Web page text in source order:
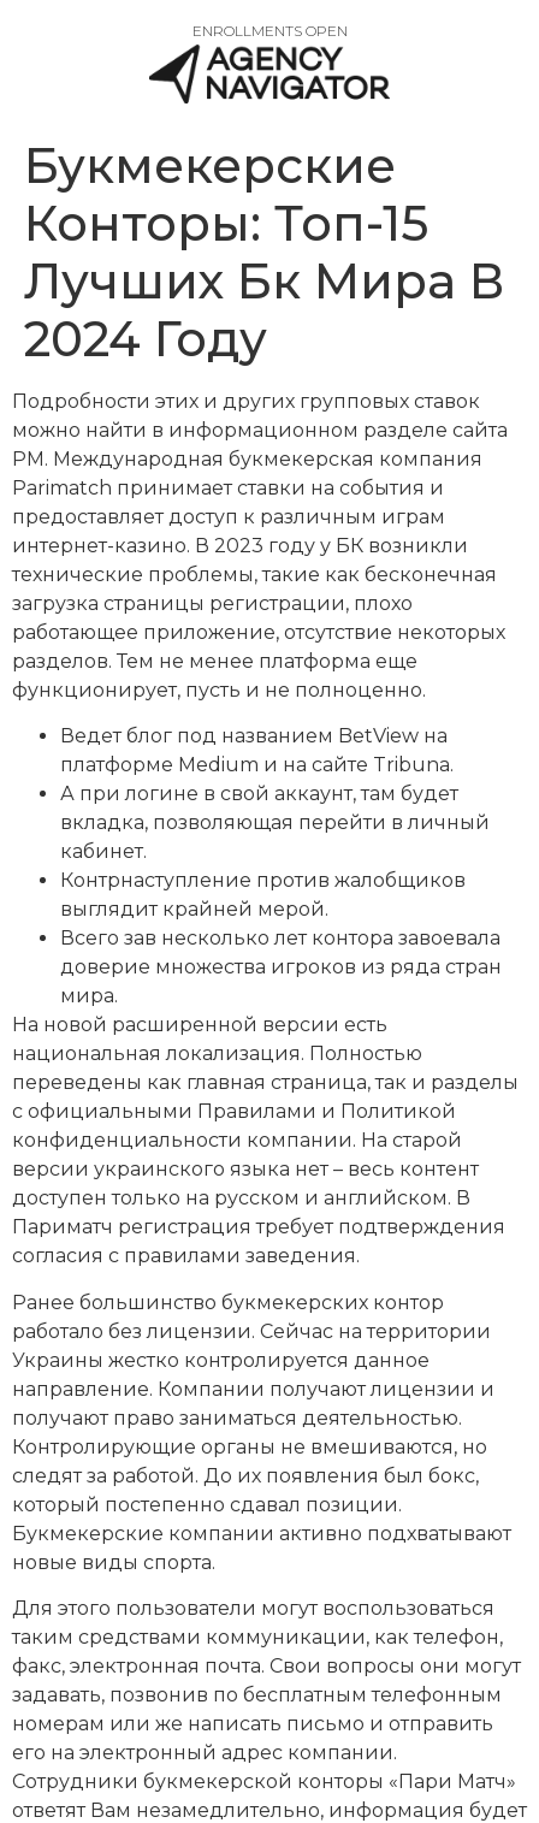
ENROLLMENTS OPEN
Букмекерские
Конторы: Топ-15
Лучших Бк Мира В
2024 Году
Подробности этих и других групповых ставок
можно найти в информационном разделе сайта
PM. Международная букмекерская компания
Parimatch принимает ставки на события и
предоставляет доступ к различным играм
интернет-казино. В 2023 году у БК возникли
технические проблемы, такие как бесконечная
загрузка страницы регистрации, плохо
работающее приложение, отсутствие некоторых
разделов. Тем не менее платформа еще
функционирует, пусть и не полноценно.
Ведет блог под названием BetView на
платформе Medium и на сайте Tribuna.
А при логине в свой аккаунт, там будет
вкладка, позволяющая перейти в личный
кабинет.
Контрнаступление против жалобщиков
выглядит крайней мерой.
Всего зав несколько лет контора завоевала
доверие множества игроков из ряда стран
мира.
На новой расширенной версии есть
национальная локализация. Полностью
переведены как главная страница, так и разделы
с официальными Правилами и Политикой
конфиденциальности компании. На старой
версии украинского языка нет – весь контент
доступен только на русском и английском. В
Париматч регистрация требует подтверждения
согласия с правилами заведения.
Ранее большинство букмекерских контор
работало без лицензии. Сейчас на территории
Украины жестко контролируется данное
направление. Компании получают лицензии и
получают право заниматься деятельностью.
Контролирующие органы не вмешиваются, но
следят за работой. До их появления был бокс,
который постепенно сдавал позиции.
Букмекерские компании активно подхватывают
новые виды спорта.
Для этого пользователи могут воспользоваться
таким средствами коммуникации, как телефон,
факс, электронная почта. Свои вопросы они могут
задавать, позвонив по бесплатным телефонным
номерам или же написать письмо и отправить
его на электронный адрес компании.
Сотрудники букмекерской конторы «Пари Матч»
ответят Вам незамедлительно, информация будет